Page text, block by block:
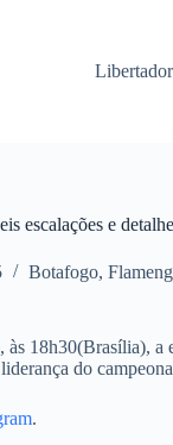
escalações e
Botafogo,
às 18h30(Brasília), a
do
.